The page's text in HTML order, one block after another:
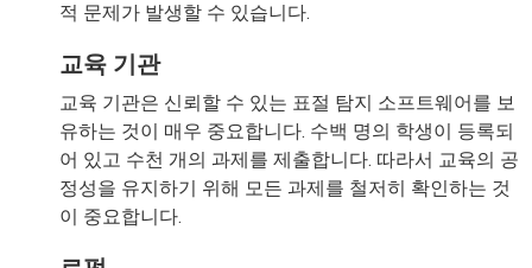
적 문제가 발생할 수 있습니다.
교육 기관
교육 기관은 신뢰할 수 있는 표절 탐지 소프트웨어를 보
유하는 것이 매우 중요합니다. 수백 명의 학생이 등록되
어 있고 수천 개의 과제를 제출합니다. 따라서 교육의 공
정성을 유지하기 위해 모든 과제를 철저히 확인하는 것
이 중요합니다.